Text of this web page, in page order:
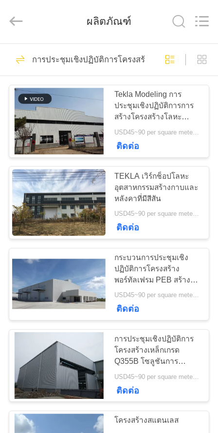
บ้าน
สินค้า
วิดีโอ
รายการ
VR
เกี่ยว
กับ
เรา
ทัวร์
โรงงาน
ควบคุม
คุณภาพ
Qingdao
Ltd..
Reserved.
การก่อสร้าง
โครงสร้างเหล็ก
151
การประชุมเชิงปฏิบัติ
การโครงสร้างเหล็ก
174
คลังสินค้าโครงสร้าง
เหล็ก
198
เหล็กโครงสร้างทาง
สถาปัตยกรรม
ผลิตภัณฑ์
การประชุมเชิงปฏิบัติการโครงสร้างเหล็ก
Tekla Modeling การ
ประชุมเชิงปฏิบัติการการ
สร้างโครงสร้างโลหะ
สำเร็จรูปความแข็งแรงสูง
USD45~90 per square meter MOQ:1,000 ตารางเมตร
ติดต่อ
TEKLA เวิร์กช็อปโลหะ
อุตสาหกรรมสร้างกาบและ
หลังคาที่มีสีสัน
USD45~90 per square meter MOQ:1,000 ตารางเมตร
ติดต่อ
กระบวนการประชุมเชิง
ปฏิบัติการโครงสร้าง
พอร์ทัลเฟรม PEB สร้าง
มาตรฐาน ISO
USD45~90 per square meter MOQ:1,000 ตารางเมตร
ติดต่อ
การประชุมเชิงปฏิบัติการ
โครงสร้างเหล็กเกรด
Q355B โซลูชันการ
ก่อสร้างอาคารโครงสร้าง
ติดต่อ
โครงสร้างสแตนเลส